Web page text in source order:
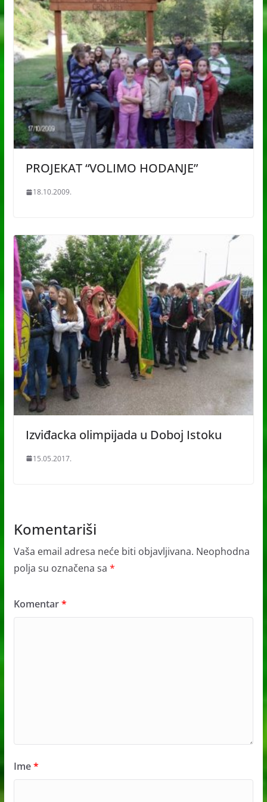
PROJEKAT “VOLIMO HODANJE”
18.10.2009.
Izviđacka olimpijada u Doboj Istoku
15.05.2017.
Komentariši
Vaša email adresa neće biti objavljivana. Neophodna
polja su označena sa *
Komentar*
Ime*